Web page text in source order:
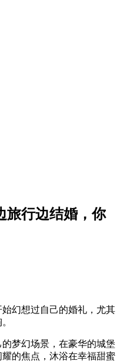
旅行边结婚，你
幻想过自己的婚礼，尤其
梦幻场景，在豪华的城堡
的焦点，沐浴在幸福甜蜜